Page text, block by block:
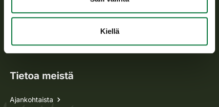
Kiellä
Metsästyskortti-asiat
Lupa-asiat
Tietoa meistä
Ajankohtaista